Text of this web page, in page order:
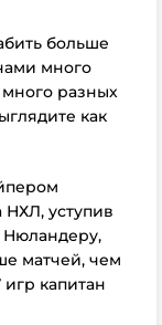
больше
много
разных
как
НХЛ, уступив
Нюландеру,
матчей, чем
капитан